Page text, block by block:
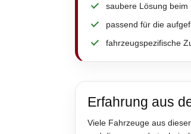
saubere Lösung beim
passend für die
fahrzeugspezifische
Erfahrung aus
Viele Fahrzeuge aus